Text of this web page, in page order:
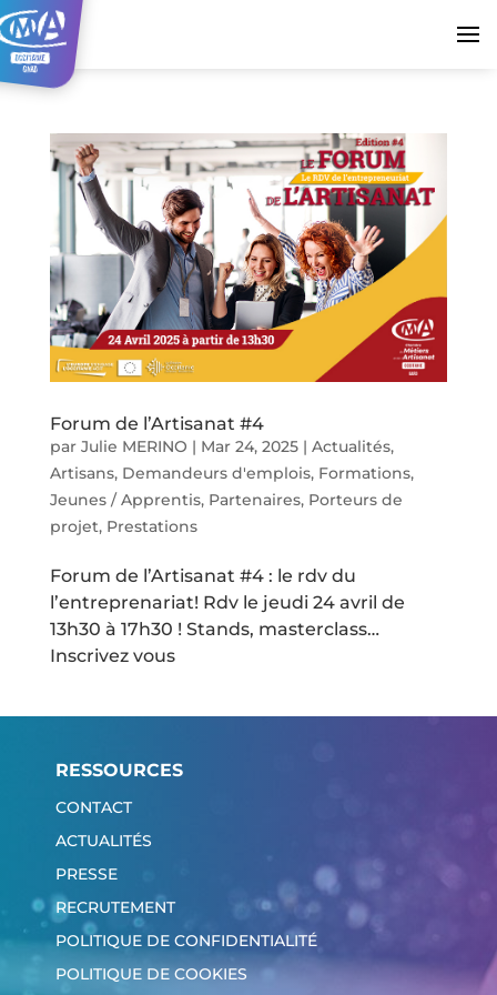
Forum de l’Artisanat #4
par Julie MERINO | Mar 24, 2025| Actualités,
Artisans, Demandeurs d'emplois, Formations,
Jeunes / Apprentis, Partenaires, Porteurs de
projet, Prestations
Forum de l’Artisanat #4 : le rdv du
l’entreprenariat! Rdv le jeudi 24 avril de
13h30 à 17h30 ! Stands, masterclass…
Inscrivez vous
RESSOURCES
CONTACT
ACTUALITÉS
PRESSE
RECRUTEMENT
POLITIQUE DE CONFIDENTIALITÉ
POLITIQUE DE COOKIES